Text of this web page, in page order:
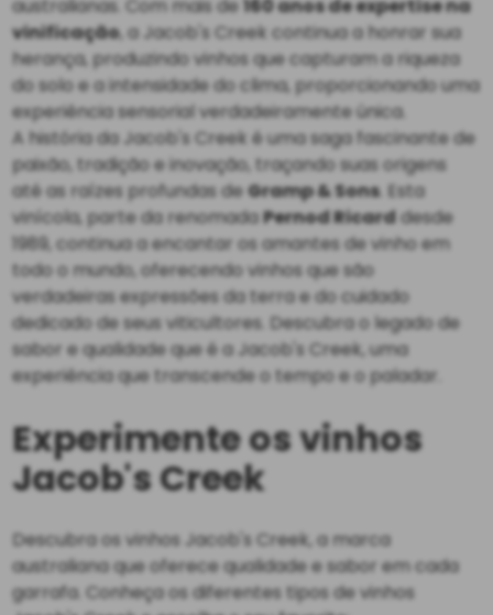
australianas. Com mais de160 anos de expertise na
vinificação, a Jacob's Creek continua a honrar sua
herança, produzindo vinhos que capturam a riqueza
do solo e a intensidade do clima, proporcionando uma
experiência sensorial verdadeiramente única.
A história da Jacob's Creek é uma saga fascinante de
paixão, tradição e inovação, traçando suas origens
até as raízes profundas deGramp & Sons. Esta
vinícola, parte da renomadaPernod Ricarddesde
1989, continua a encantar os amantes de vinho em
todo o mundo, oferecendo vinhos que são
verdadeiras expressões da terra e do cuidado
dedicado de seus viticultores. Descubra o legado de
sabor e qualidade que é a Jacob's Creek, uma
experiência que transcende o tempo e o paladar.
Experimente os vinhos
Jacob's Creek
Descubra os vinhos Jacob's Creek, a marca
australiana que oferece qualidade e sabor em cada
garrafa. Conheça os diferentes tipos de vinhos